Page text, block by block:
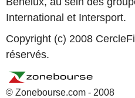
International et Intersport.
Copyright (c) 2008
réservés.
© Zonebourse.com - 2008